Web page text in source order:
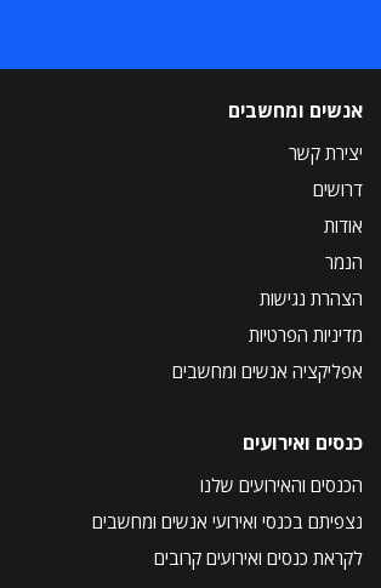
אנשים ומחשבים
יצירת קשר
דרושים
אודות
הנמר
הצהרת נגישות
מדיניות הפרטיות
אפליקציה אנשים ומחשבים
כנסים ואירועים
הכנסים והאירועים שלנו
נצפיתם בכנסי ואירועי אנשים ומחשבים
לקראת כנסים ואירועים קרובים